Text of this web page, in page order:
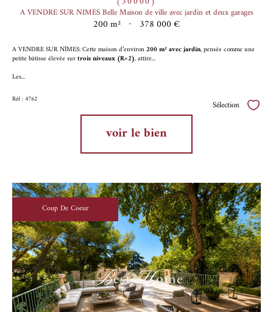
A VENDRE SUR NIMES Belle Maison de ville avec jardin et deux garages
200 m² - 378 000 €
A VENDRE SUR NÎMES: Cette maison d’environ200 m² avec jardin, pensée comme une
petite bâtisse élevée surtrois niveaux (R+2), attire...
Les...
Réf : 4762 Sélection
voir le bien
Coup De Coeur